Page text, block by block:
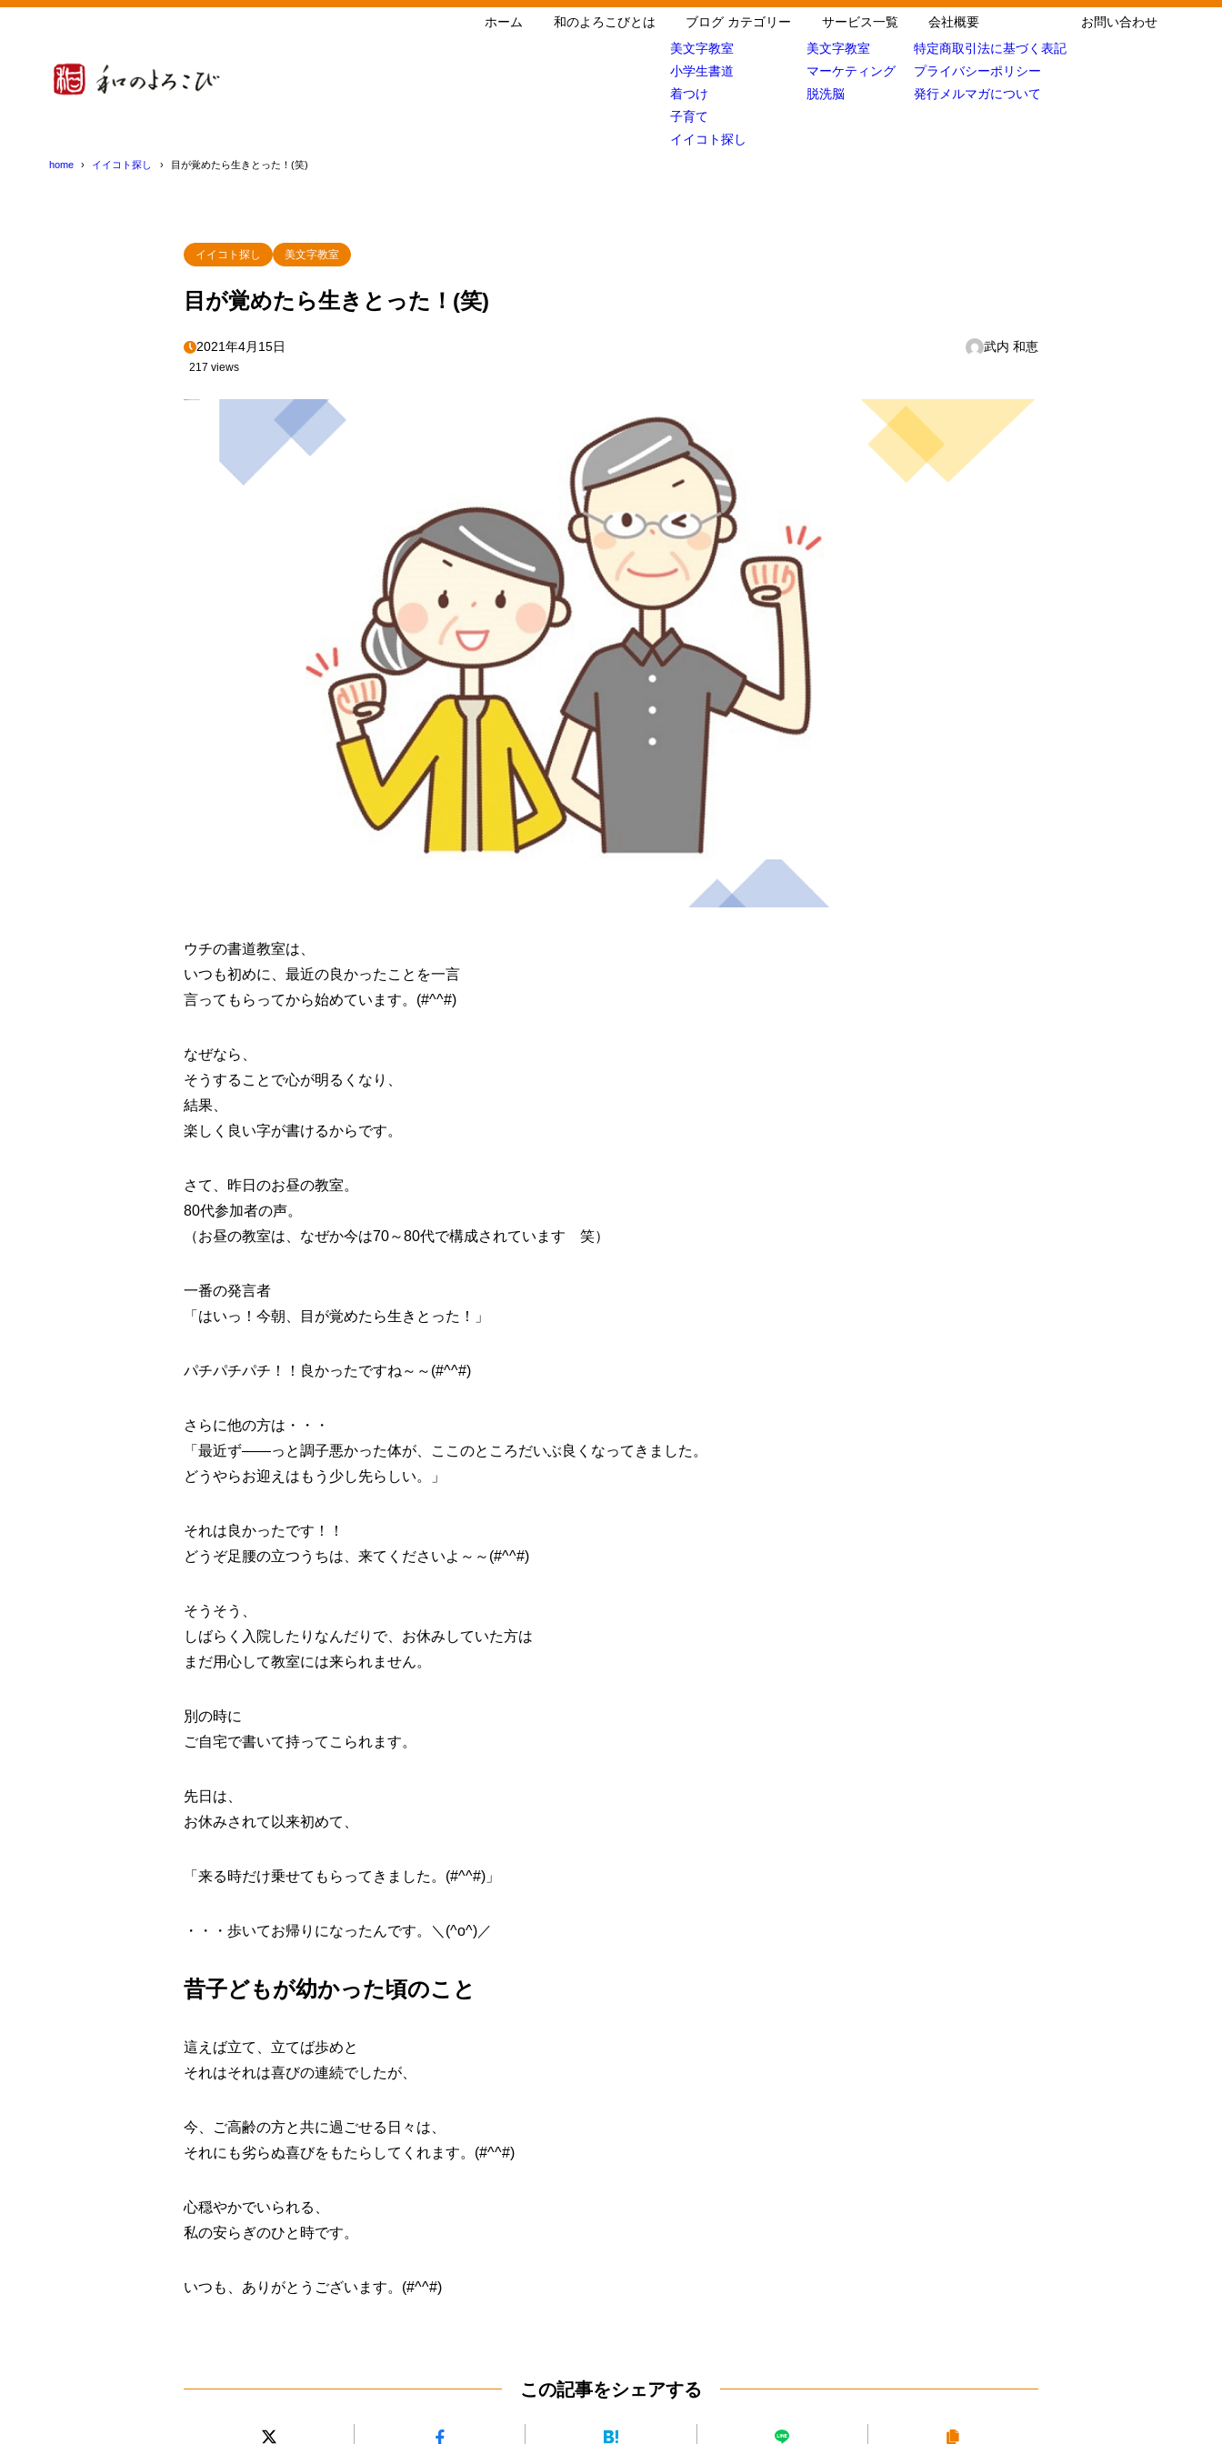
ホーム 和のよろこびとは
ブログ カテゴリー
美文字教室
小学生書道
着つけ
子育て
イイコト探し
サービス一覧
美文字教室
マーケティング
脱洗脳
会社概要
特定商取引法に基づく表記
プライバシーポリシー
発行メルマガについて
お問い合わせ
home イイコト探し 目が覚めたら生きとった！(笑)
イイコト探し 美文字教室
目が覚めたら生きとった！(笑)
2021年4月15日 武内 和恵
217 views
ウチの書道教室は、
いつも初めに、最近の良かったことを一言
言ってもらってから始めています。(#^^#)
なぜなら、
そうすることで心が明るくなり、
結果、
楽しく良い字が書けるからです。
さて、昨日のお昼の教室。
80代参加者の声。
（お昼の教室は、なぜか今は70～80代で構成されています 笑）
一番の発言者
「はいっ！今朝、目が覚めたら生きとった！」
パチパチパチ！！良かったですね～～(#^^#)
さらに他の方は・・・
「最近ず――っと調子悪かった体が、ここのところだいぶ良くなってきました。
どうやらお迎えはもう少し先らしい。」
それは良かったです！！
どうぞ足腰の立つうちは、来てくださいよ～～(#^^#)
そうそう、
しばらく入院したりなんだりで、お休みしていた方は
まだ用心して教室には来られません。
別の時に
ご自宅で書いて持ってこられます。
先日は、
お休みされて以来初めて、
「来る時だけ乗せてもらってきました。(#^^#)」
・・・歩いてお帰りになったんです。＼(^o^)／
昔子どもが幼かった頃のこと
這えば立て、立てば歩めと
それはそれは喜びの連続でしたが、
今、ご高齢の方と共に過ごせる日々は、
それにも劣らぬ喜びをもたらしてくれます。(#^^#)
心穏やかでいられる、
私の安らぎのひと時です。
いつも、ありがとうございます。(#^^#)
この記事をシェアする